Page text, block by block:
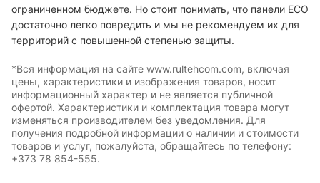
ограниченном бюджете. Но стоит понимать, что панели ECO
достаточно легко повредить и мы не рекомендуем их для
территорий с повышенной степенью защиты.
*Вся информация на сайте www.rultehcom.com, включая
цены, характеристики и изображения товаров, носит
информационный характер и не является публичной
офертой. Характеристики и комплектация товара могут
изменяться производителем без уведомления. Для
получения подробной информации о наличии и стоимости
товаров и услуг, пожалуйста, обращайтесь по телефону:
+373 78 854-555.